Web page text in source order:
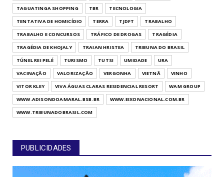
TAGUATINGA SHOPPING
TBR
TECNOLOGIA
TENTATIVA DE HOMICÍDIO
TERRA TJDFT
TRABALHO
TRABALHO E CONCURSOS
TRÁFICO DE DROGAS
TRAGÉDIA
TRAGÉDIA DE KHOJALY
TRAIAN HRISTEA
TRIBUNA DO BRASIL
TÚNEL REI PELÉ
TURISMO TUTSI UMIDADE
URA
VACINAÇÃO
VALORIZAÇÃO VERGONHA VIETNÃ
VINHO
VITOR KLEY
VIVA ÁGUAS CLARAS RESIDENCIAL RESORT
WAM GROUP
WWW.ADISONDOAMARAL.BSB.BR
WWW.EIXONACIONAL.COM.BR
WWW.TRIBUNADOBRASIL.COM
PUBLICIDADES